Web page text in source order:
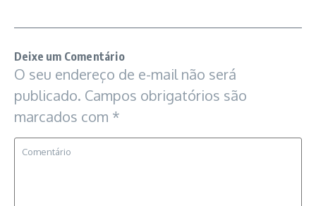
Deixe um Comentário
O seu endereço de e-mail não será
publicado. Campos obrigatórios são
marcados com *